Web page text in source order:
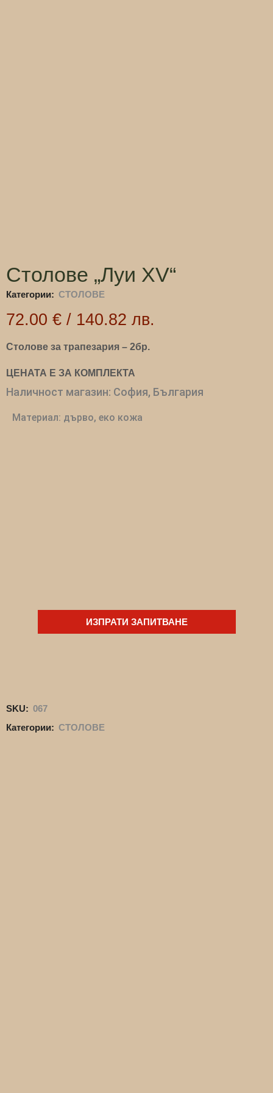
Столове „Луи XV“
Категории: СТОЛОВЕ
72.00 € / 140.82 лв.
Столове за трапезария – 2бр.
ЦЕНАТА Е ЗА КОМПЛЕКТА
Наличност магазин: София, България
Материал: дърво, еко кожа
ИЗПРАТИ ЗАПИТВАНЕ
SKU: 067
Категории: СТОЛОВЕ